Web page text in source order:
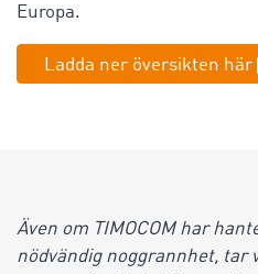
Europa.
Ladda ner översikten här
Även om TIMOCOM har
nödvändig noggrannhet, tar